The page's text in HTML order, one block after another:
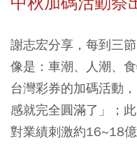
謝志宏分享，每到三
像是：車潮、人潮、
台灣彩券的加碼活動
感就完全圓滿了」；
對業績刺激約16~18億